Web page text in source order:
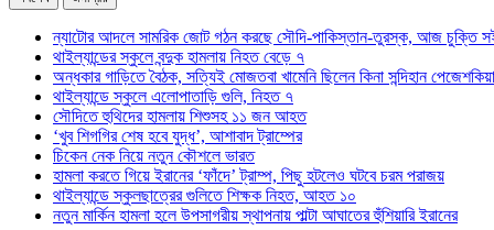
ন্যাটোর আদলে সামরিক জোট গঠন করছে সৌদি-পাকিস্তান-তুরস্ক, আজ চুক্তি
থাইল্যান্ডের স্কুলে বন্দুক হামলায় নিহত বেড়ে ৭
অন্ধকার গাড়িতে বৈঠক, সত্যিই মোজতবা খামেনি ছিলেন কিনা সন্দিহান
থাইল্যান্ডে স্কুলে এলোপাতাড়ি গুলি, নিহত ৭
সৌদিতে হুথিদের হামলায় শিশুসহ ১১ জন আহত
‘খুব শিগগির শেষ হবে যুদ্ধ’, আশাবাদ ট্রাম্পের
চিকেন নেক নিয়ে নতুন কৌশলে ভারত
হামলা করতে গিয়ে ইরানের ‘ফাঁদে’ ট্রাম্প, পিছু হটলেও ঘটবে চরম পরাজয়
থাইল্যান্ডে স্কুলছাত্রের গুলিতে শিক্ষক নিহত, আহত ১০
নতুন মার্কিন হামলা হলে উপসাগরীয় স্থাপনায় পাল্টা আঘাতের হুঁশিয়ারি ইরানের